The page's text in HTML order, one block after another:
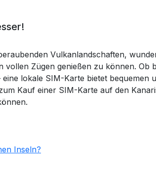
Vulkanlandschaften,
vollen Zügen genießen zu können.
lokale SIM-Karte bietet bequemen
Kauf einer SIM-Karte auf den
Inseln?